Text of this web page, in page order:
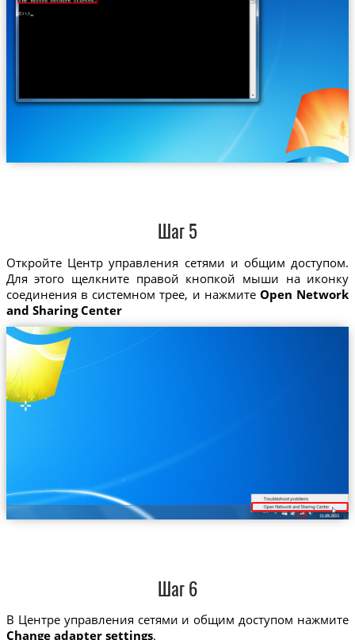
Шаг 5
Откройте Центр управления сетями и общим доступом.
Для этого щелкните правой кнопкой мыши на иконку
соединения в системном трее, и нажмитеOpen Network
and Sharing Center
Шаг 6
В Центре управления сетями и общим доступом нажмите
Change adapter settings.